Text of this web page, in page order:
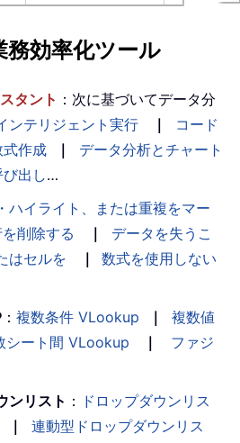
効率化ツール
タント ：次に基づいてデータ分
ンテリジェント実行 ｜
コード
式作成 ｜
データ分析とチャート
出し…
ハイライト、または重複をマー
削除する ｜
データを失うこ
はセルを
｜
数式を使用しない
： 複数条件 VLookup ｜
複数値
シート間 VLookup ｜
ファジ
ンリスト ： ドロップダウンリス
｜
連動型ドロップダウンリス